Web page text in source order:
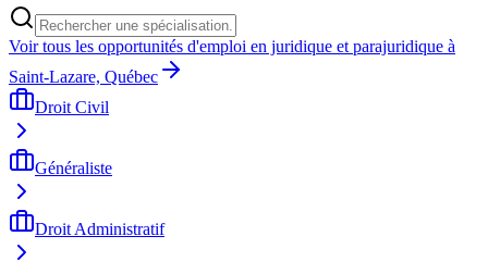
Voir tous les opportunités d'emploi en juridique et parajuridique à
Saint-Lazare, Québec
Droit Civil
Généraliste
Droit Administratif